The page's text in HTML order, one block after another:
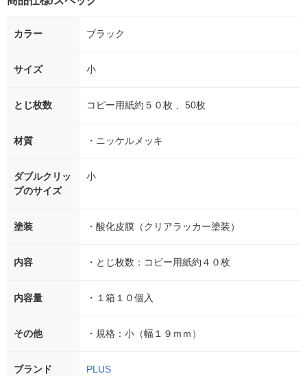
カラー ブラック
サイズ 小
とじ枚数 コピー用紙約５０枚 、50枚
材質 ・ニッケルメッキ
ダブルクリッ
プのサイズ
小
塗装 ・酸化皮膜（クリアラッカー塗装）
内容 ・とじ枚数：コピー用紙約４０枚
内容量 ・１箱１０個入
その他 ・規格：小（幅１９ｍｍ）
ブランド PLUS